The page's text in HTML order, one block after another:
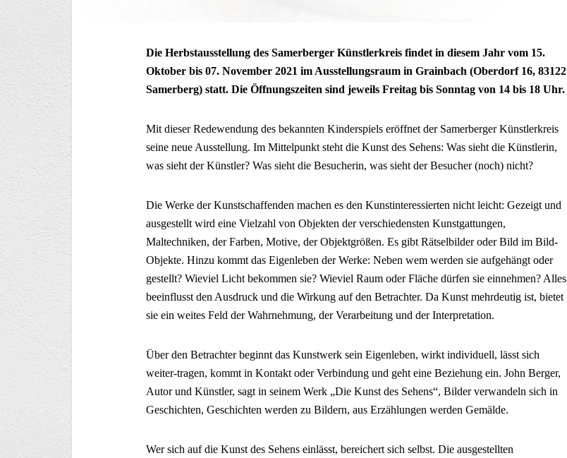
Die Herbstausstellung des Samerberger Künstlerkreis findet in diesem Jahr vom 15.
Oktober bis 07. November 2021 im Ausstellungsraum in Grainbach (Oberdorf 16, 83122
Samerberg) statt. Die Öffnungszeiten sind jeweils Freitag bis Sonntag von 14 bis 18 Uhr.
Mit dieser Redewendung des bekannten Kinderspiels eröffnet der Samerberger Künstlerkreis
seine neue Ausstellung. Im Mittelpunkt steht die Kunst des Sehens: Was sieht die Künstlerin,
was sieht der Künstler? Was sieht die Besucherin, was sieht der Besucher (noch) nicht?
Die Werke der Kunstschaffenden machen es den Kunstinteressierten nicht leicht: Gezeigt und
ausgestellt wird eine Vielzahl von Objekten der verschiedensten Kunstgattungen,
Maltechniken, der Farben, Motive, der Objektgrößen. Es gibt Rätselbilder oder Bild im Bild-
Objekte. Hinzu kommt das Eigenleben der Werke: Neben wem werden sie aufgehängt oder
gestellt? Wieviel Licht bekommen sie? Wieviel Raum oder Fläche dürfen sie einnehmen? Alles
beeinflusst den Ausdruck und die Wirkung auf den Betrachter. Da Kunst mehrdeutig ist, bietet
sie ein weites Feld der Wahrnehmung, der Verarbeitung und der Interpretation.
Über den Betrachter beginnt das Kunstwerk sein Eigenleben, wirkt individuell, lässt sich
weiter-tragen, kommt in Kontakt oder Verbindung und geht eine Beziehung ein. John Berger,
Autor und Künstler, sagt in seinem Werk „Die Kunst des Sehens“, Bilder verwandeln sich in
Geschichten, Geschichten werden zu Bildern, aus Erzählungen werden Gemälde.
Wer sich auf die Kunst des Sehens einlässt, bereichert sich selbst. Die ausgestellten